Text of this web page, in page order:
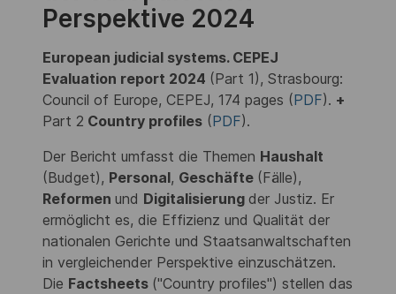
Perspektive 2024
European judicial systems. CEPEJ
Evaluation report 2024 (Part 1), Strasbourg:
Council of Europe, CEPEJ, 174 pages (PDF). +
Part 2 Country profiles (PDF).
Der Bericht umfasst die Themen Haushalt
(Budget), Personal, Geschäfte (Fälle),
Reformen und Digitalisierung der Justiz. Er
ermöglicht es, die Effizienz und Qualität der
nationalen Gerichte und Staatsanwaltschaften
in vergleichender Perspektive einzuschätzen.
Die Factsheets ("Country profiles") stellen das